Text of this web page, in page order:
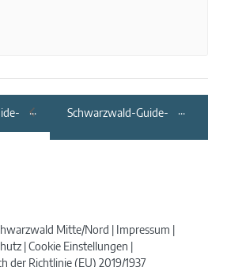
Schwarzwald-Guide-
Schlossbergführung
Mitte/Nord
Impressum
Cookie Einstellungen
der Richtlinie (EU) 2019/1937